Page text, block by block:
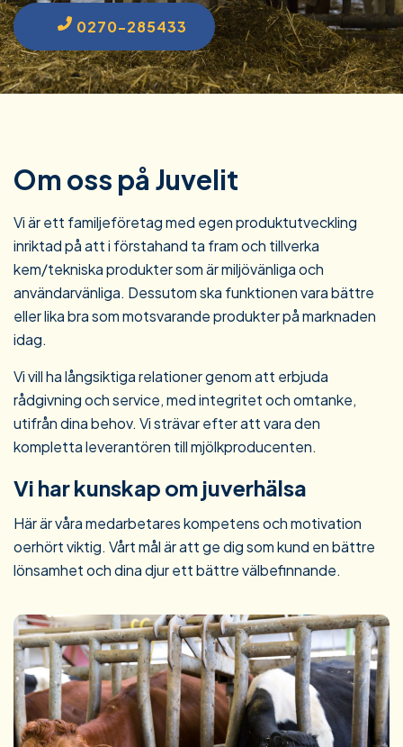
0270-285433
Om oss på Juvelit
Vi är ett familjeföretag med egen produktutveckling
inriktad på att i förstahand ta fram och tillverka
kem/tekniska produkter som är miljövänliga och
användarvänliga. Dessutom ska funktionen vara bättre
eller lika bra som motsvarande produkter på marknaden
idag.
Vi vill ha långsiktiga relationer genom att erbjuda
rådgivning och service, med integritet och omtanke,
utifrån dina behov. Vi strävar efter att vara den
kompletta leverantören till mjölkproducenten.
Vi har kunskap om juverhälsa
Här är våra medarbetares kompetens och motivation
oerhört viktig. Vårt mål är att ge dig som kund en bättre
lönsamhet och dina djur ett bättre välbefinnande.